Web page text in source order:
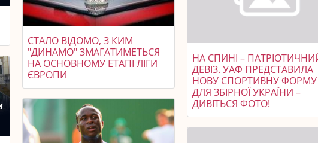
СТАЛО ВІДОМО, З КИМ
"ДИНАМО" ЗМАГАТИМЕТЬСЯ
НА ОСНОВНОМУ ЕТАПІ ЛІГИ
ЄВРОПИ
НА СПИНІ –
ДЕВІЗ. УАФ ПРЕДСТАВИЛА
НОВУ СПОРТИВНУ ФОРМУ
ДЛЯ ЗБІРНОЇ УКРАЇНИ –
ДИВІТЬСЯ ФОТО!